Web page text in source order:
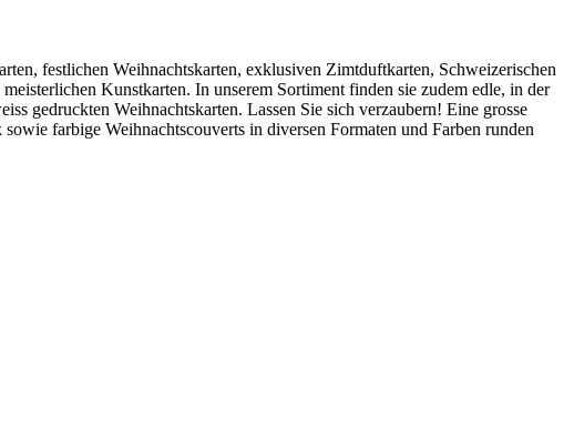
festlichen Weihnachtskarten, exklusiven Zimtduftkarten, Schweizerischen
Kunstkarten. In unserem Sortiment finden sie zudem edle, in der
gedruckten Weihnachtskarten. Lassen Sie sich verzaubern! Eine grosse
farbige Weihnachtscouverts in diversen Formaten und Farben runden